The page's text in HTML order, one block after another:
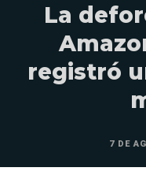
La
registró
7 DE